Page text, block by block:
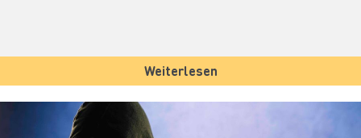
Weiterlesen